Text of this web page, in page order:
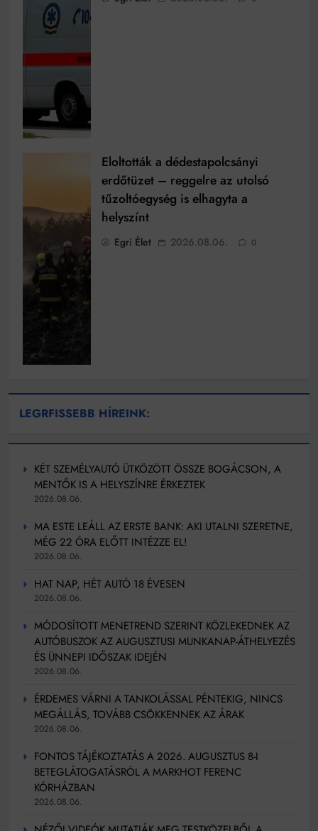
Eloltották a dédestapolcsányi
erdőtüzet – reggelre az utolsó
tűzoltóegység is elhagyta a
helyszínt
Egri Élet 2026.08.06. 0
LEGRFISSEBB HÍREINK:
KÉT SZEMÉLYAUTÓ ÜTKÖZÖTT ÖSSZE BOGÁCSON, A
MENTŐK IS A HELYSZÍNRE ÉRKEZTEK
2026.08.06.
MA ESTE LEÁLL AZ ERSTE BANK: AKI UTALNI SZERETNE,
MÉG 22 ÓRA ELŐTT INTÉZZE EL!
2026.08.06.
HAT NAP, HÉT AUTÓ 18 ÉVESEN
2026.08.06.
MÓDOSÍTOTT MENETREND SZERINT KÖZLEKEDNEK AZ
AUTÓBUSZOK AZ AUGUSZTUSI MUNKANAP-ÁTHELYEZÉS
ÉS ÜNNEPI IDŐSZAK IDEJÉN
2026.08.06.
ÉRDEMES VÁRNI A TANKOLÁSSAL PÉNTEKIG, NINCS
MEGÁLLÁS, TOVÁBB CSÖKKENNEK AZ ÁRAK
2026.08.06.
FONTOS TÁJÉKOZTATÁS A 2026. AUGUSZTUS 8-I
BETEGLÁTOGATÁSRÓL A MARKHOT FERENC
KÓRHÁZBAN
2026.08.06.